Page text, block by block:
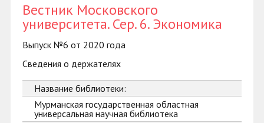
Вестник Московского
университета. Сер. 6. Экономика
Выпуск №6 от 2020 года
Сведения о держателях
Название библиотеки:
Мурманская государственная областная
универсальная научная библиотека